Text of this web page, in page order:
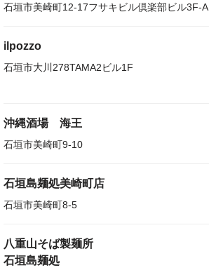
石垣市美崎町12-17フサキビル倶楽部ビル3F-A
ilpozzo
石垣市大川278TAMA2ビル1F
沖縄酒場 海王
石垣市美崎町9-10
石垣島麺処美崎町店
石垣市美崎町8-5
八重山そば製麺所
石垣島麺処